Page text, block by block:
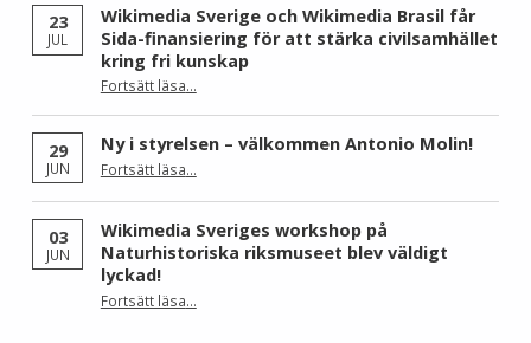
23
JUL
Wikimedia Sverige och Wikimedia Brasil får
Sida-finansiering för att stärka civilsamhället
kring fri kunskap
Fortsätt läsa“Wikimedia Sverige och Wikimedia Brasil får Sida-finansiering för att stärka civilsamhället kring fri kunskap”
…
29
JUN
Ny i styrelsen – välkommen Antonio Molin!
Fortsätt läsa“Ny i styrelsen – välkommen Antonio Molin!”
…
03
JUN
Wikimedia Sveriges workshop på
Naturhistoriska riksmuseet blev väldigt
lyckad!
Fortsätt läsa“Wikimedia Sveriges workshop på Naturhistoriska riksmuseet blev väldigt lyckad!”
…